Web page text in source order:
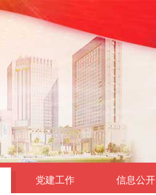
党建工作 信息公开